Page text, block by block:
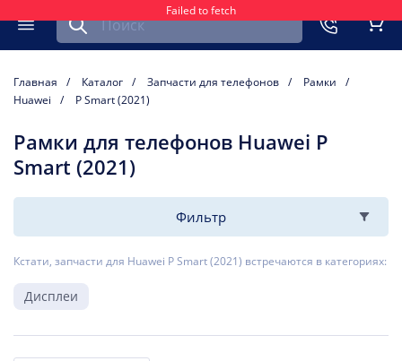
Failed to fetch
Меню
Найти запчасть для мобильного устройства
Главная Каталог Запчасти для телефонов
Рамки
Huawei
P Smart (2021)
Рамки для телефонов Huawei P
Smart (2021)
Фильтр
Кстати, запчасти для Huawei P Smart (2021) встречаются в категориях:
Дисплеи